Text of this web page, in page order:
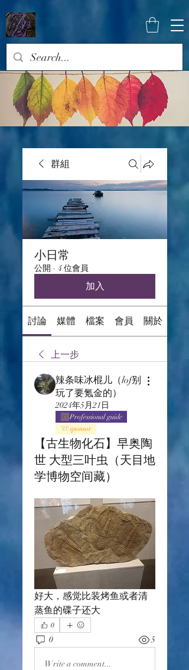
群組
小日常
公開 · 4 位會員
加入
討論 媒體 檔案 會員 關於
上一步
辣条味冰棍儿（lof别
玩了要氪金的）
2024年5月21日
Professional guide
sponsor
【古生物化石】早奥陶
世 大型三叶虫（天目地
学博物空间藏）
好大，感觉比装烤鱼或者清
蒸鱼的碟子还大
0
0 5
Write a comment...